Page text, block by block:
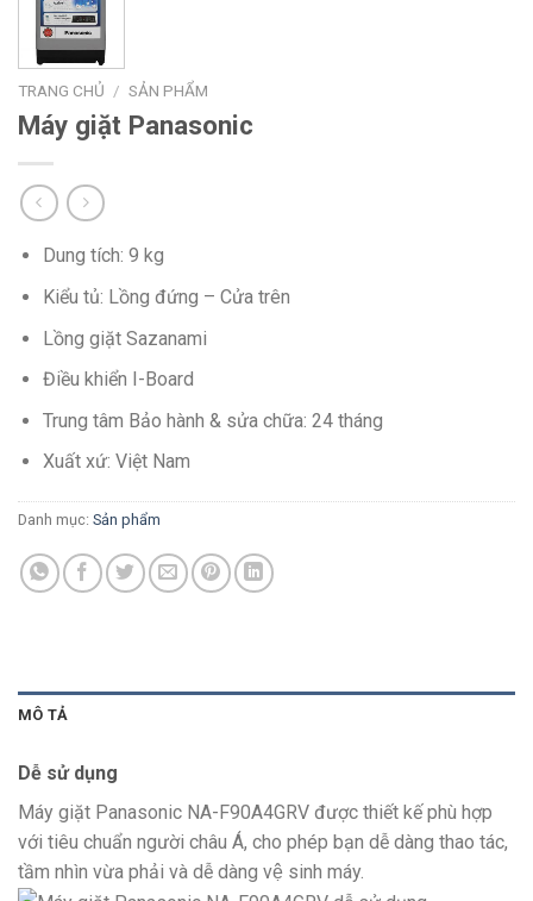
TRANG CHỦ / SẢN PHẨM
Máy giặt Panasonic
Dung tích: 9 kg
Kiểu tủ: Lồng đứng – Cửa trên
Lồng giặt Sazanami
Điều khiển I-Board
Trung tâm Bảo hành & sửa chữa: 24 tháng
Xuất xứ: Việt Nam
Danh mục: Sản phẩm
MÔ TẢ
Dễ sử dụng
Máy giặt Panasonic NA-F90A4GRV được thiết kế phù hợp
với tiêu chuẩn người châu Á, cho phép bạn dễ dàng thao tác,
tầm nhìn vừa phải và dễ dàng vệ sinh máy.